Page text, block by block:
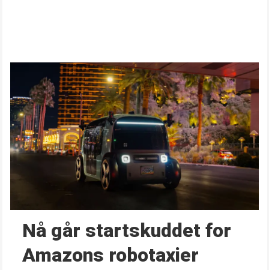
Nå går start­skuddet for
Amazons robotaxier